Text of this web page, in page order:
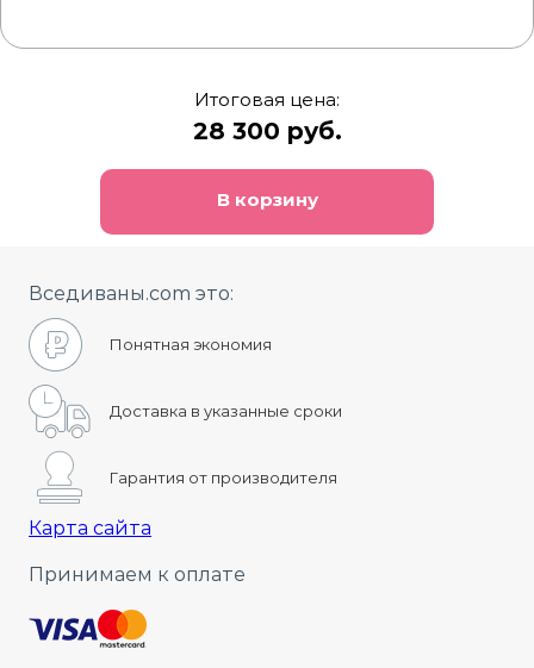
Итоговая цена:
28 300 руб.
В корзину
Карта сайта
Принимаем к оплате
Вседиваны.com это:
Понятная экономия
Доставка в указанные сроки
Гарантия от производителя